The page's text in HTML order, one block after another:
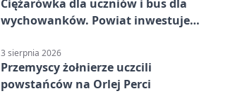
Ciężarówka dla uczniów i bus dla
wychowanków. Powiat inwestuje
3 sierpnia 2026
Przemyscy żołnierze uczcili
powstańców na Orlej Perci